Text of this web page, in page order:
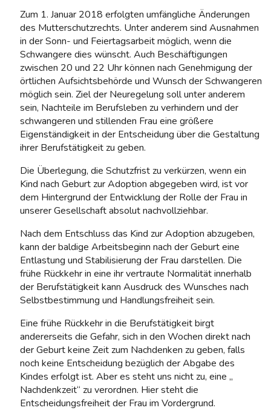
Zum 1. Januar 2018 erfolgten umfängliche Änderungen
des Mutterschutzrechts. Unter anderem sind Ausnahmen
in der Sonn- und Feiertagsarbeit möglich, wenn die
Schwangere dies wünscht. Auch Beschäftigungen
zwischen 20 und 22 Uhr können nach Genehmigung der
örtlichen Aufsichtsbehörde und Wunsch der Schwangeren
möglich sein. Ziel der Neuregelung soll unter anderem
sein, Nachteile im Berufsleben zu verhindern und der
schwangeren und stillenden Frau eine größere
Eigenständig­keit in der Entscheidung über die Gestaltung
ihrer Berufstätigkeit zu geben.
Die Überlegung, die Schutzfrist zu verkürzen, wenn ein
Kind nach Geburt zur Adoption abgegeben wird, ist vor
dem Hintergrund der Entwicklung der Rolle der Frau in
unserer Gesellschaft absolut nachvollziehbar.
Nach dem Entschluss das Kind zur Adoption abzugeben,
kann der baldige Arbeitsbeginn nach der Geburt eine
Entlastung und Stabilisierung der Frau darstellen. Die
frühe Rückkehr in eine ihr ver­traute Normalität innerhalb
der Berufstätigkeit kann Ausdruck des Wunsches nach
Selbstbe­stimmung und Handlungsfreiheit sein.
Eine frühe Rückkehr in die Berufstätigkeit birgt
andererseits die Gefahr, sich in den Wochen direkt nach
der Geburt keine Zeit zum Nachdenken zu geben, falls
noch keine Entscheidung bezüglich der Abgabe des
Kindes erfolgt ist. Aber es steht uns nicht zu, eine „
Nachdenkzeit“ zu verordnen. Hier steht die
Entscheidungsfreiheit der Frau im Vordergrund.